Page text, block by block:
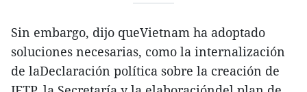
Sin embargo, dijo queVietnam ha adoptado
soluciones necesarias, como la internalización
de laDeclaración política sobre la creación de